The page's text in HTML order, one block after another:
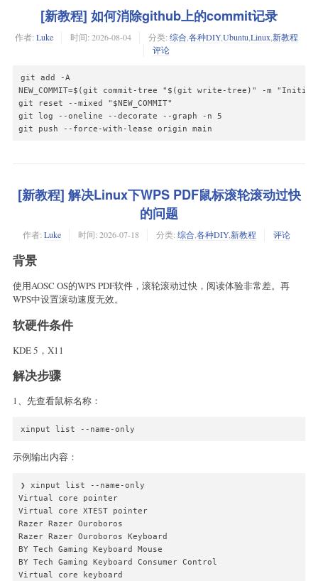
[新教程] 如何消除github上的commit记录
作者: Luke 时间: 2026-08-04 分类: 综合 各种DIY,Ubuntu,Linux 新教程
评论
git add -A
NEW_COMMIT=$(git commit-tree "$(git write-tree)" -m "Initial
git reset --mixed "$NEW_COMMIT"
git log --oneline --decorate --graph -n 5
git push --force-with-lease origin main
[新教程] 解决Linux下WPS PDF鼠标滚轮滚动过快
的问题
作者: Luke 时间: 2026-07-18 分类: 综合 各种DIY,新教程 评论
背景
使用AOSC OS的WPS PDF软件，滚轮滚动过快，阅读体验非常差。再
WPS中设置滚动速度无效。
软硬件条件
KDE 5，X11
解决步骤
1、先查看鼠标名称：
xinput list --name-only
示例输出内容：
❯ xinput list --name-only
Virtual core pointer
Virtual core XTEST pointer
Razer Razer Ouroboros
Razer Razer Ouroboros Keyboard
BY Tech Gaming Keyboard Mouse
BY Tech Gaming Keyboard Consumer Control
Virtual core keyboard